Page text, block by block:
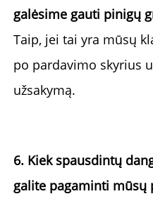
galėsime gauti pinigų
Taip, jei tai yra mūsų
po pardavimo skyrius
užsakymą.
6. Kiek spausdintų
galite pagaminti mūsų